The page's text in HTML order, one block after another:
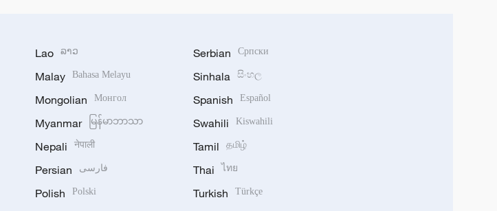
Lao ລາວ
Malay Bahasa Melayu
Mongolian Монгол
Myanmar မြန်မာဘာသာ
Nepali नेपाली
Persian فارسی
Polish Polski
Serbian Српски
Sinhala සිංහල
Spanish Español
Swahili Kiswahili
Tamil தமிழ்
Thai ไทย
Turkish Türkçe